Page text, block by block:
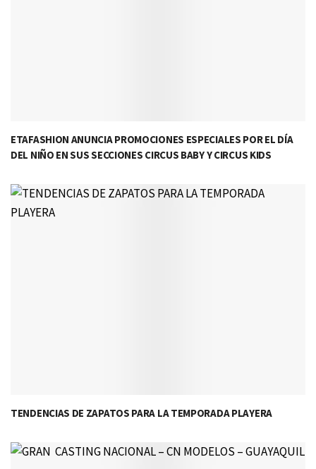
ETAFASHION ANUNCIA PROMOCIONES ESPECIALES POR EL DÍA
DEL NIÑO EN SUS SECCIONES CIRCUS BABY Y CIRCUS KIDS
TENDENCIAS DE ZAPATOS PARA LA TEMPORADA PLAYERA